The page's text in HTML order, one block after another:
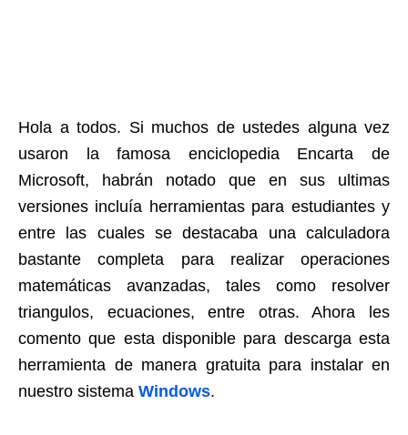
Hola a todos. Si muchos de ustedes alguna vez
usaron la famosa enciclopedia Encarta de
Microsoft, habrán notado que en sus ultimas
versiones incluía herramientas para estudiantes y
entre las cuales se destacaba una calculadora
bastante completa para realizar operaciones
matemáticas avanzadas, tales como resolver
triangulos, ecuaciones, entre otras. Ahora les
comento que esta disponible para descarga esta
herramienta de manera gratuita para instalar en
nuestro sistema Windows.